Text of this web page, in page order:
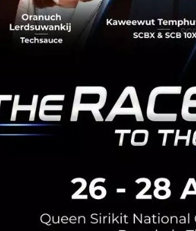
อยากทราบว่าเมื่อเปิดเมืองสถาน
อะไร? อู่ฮั่นจึ...
Techsauce
เพราะเหตุใดทำไม Trello ยังไ
บทความนี้ต้นฉบับมาจาก Blog ขอ
Case Study ที่ควรอ่านค่ะ......
พฤศจิกายน 13, 2017| ByTechsauce
15